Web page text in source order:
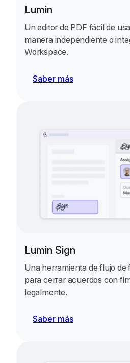
Lumin
Un editor de PDF fácil de
manera independiente o
Workspace.
Saber más
Lumin Sign
Una herramienta de flujo de
para cerrar acuerdos con
legalmente.
Saber más